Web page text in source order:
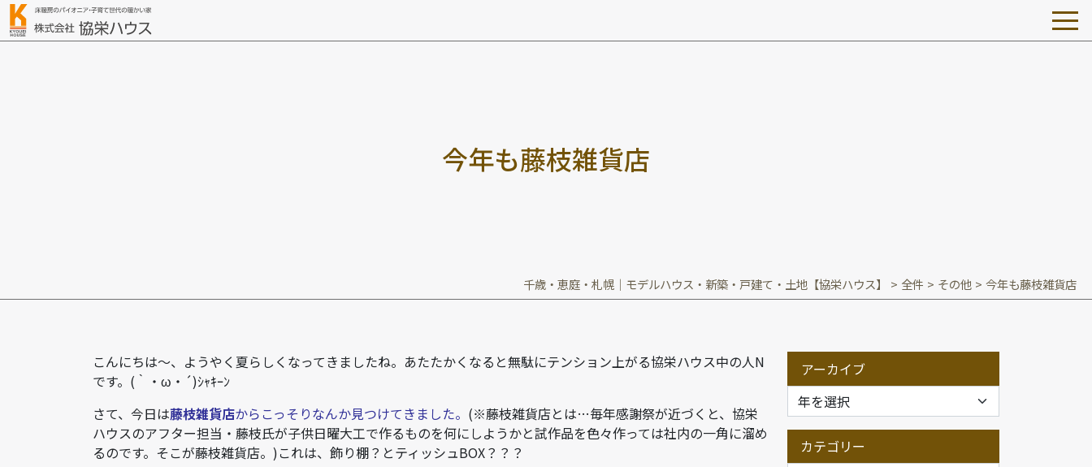
今年も藤枝雑貨店
千歳・恵庭・札幌｜モデルハウス・新築・戸建て・土地【協栄ハウス】 > 全件 > その他 > 今年も藤枝雑貨店
こんにちは～、ようやく夏らしくなってきましたね。あたたかくなると無駄にテンション上がる協栄ハウス中の人N
です。(｀・ω・´)ｼｬｷｰﾝ
さて、今日は藤枝雑貨店からこっそりなんか見つけてきました。 (※藤枝雑貨店とは…毎年感謝祭が近づくと、協栄
ハウスのアフター担当・藤枝氏が子供日曜大工で作るものを何にしようかと試作品を色々作っては社内の一角に溜め
るのです。そこが藤枝雑貨店。)これは、飾り棚？とティッシュBOX？？？
アーカイブ
カテゴリー